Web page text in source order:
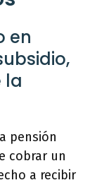
en
la
pensión
cobrar un
a recibir